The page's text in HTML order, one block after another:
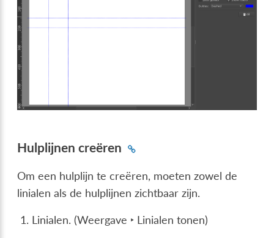
Hulplijnen creëren
Om een hulplijn te creëren, moeten zowel de
linialen als de hulplijnen zichtbaar zijn.
Linialen. (Weergave ‣ Linialen tonen)